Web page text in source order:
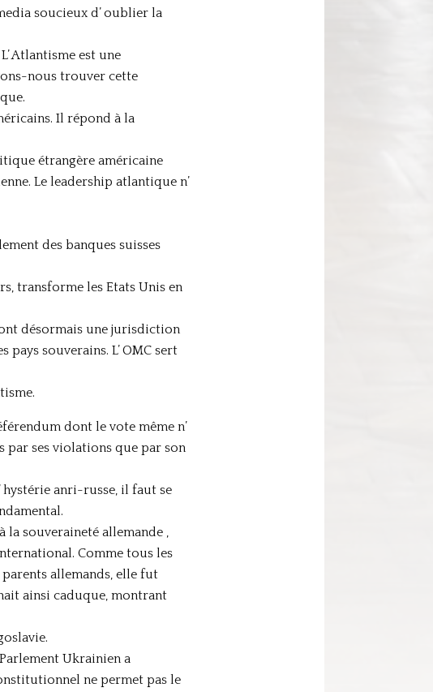
soucieux d’ oublier la
Atlantisme est une
nous trouver cette
Il répond à la
étrangère américaine
Le leadership atlantique n’
des banques suisses
transforme les Etats Unis en
ont désormais une jurisdiction
souverains. L’ OMC sert
dont le vote même n’
ses violations que par son
anri-russe, il faut se
souveraineté allemande ,
Comme tous les
allemands, elle fut
ainsi caduque, montrant
Ukrainien a
ne permet pas le